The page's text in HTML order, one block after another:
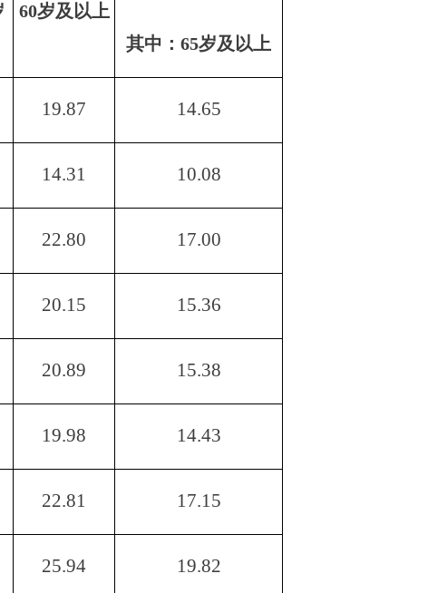
60岁及以上
其中： 65岁及以上
19.87 14.65
14.31 10.08
22.80 17.00
20.15 15.36
20.89 15.38
19.98 14.43
22.81 17.15
25.94 19.82